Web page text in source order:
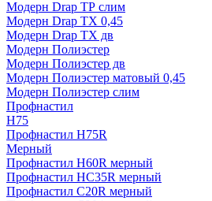
Модерн Drap ТР слим
Модерн Drap ТХ 0,45
Модерн Drap ТХ дв
Модерн Полиэстер
Модерн Полиэстер дв
Модерн Полиэстер матовый 0,45
Модерн Полиэстер слим
Профнастил
H75
Профнастил H75R
Мерный
Профнастил H60R мерный
Профнастил HC35R мерный
Профнастил С20R мерный